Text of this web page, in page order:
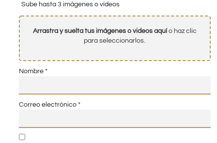
Sube hasta 3 imágenes o vídeos
Arrastra y suelta tus imágenes o videos aquío haz clic
para seleccionarlos.
Nombre *
Correo electrónico *